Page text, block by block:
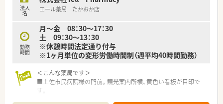
のある薬局運営を行っています。
■監査システムの導入やICT活用など、業務効率化と安全性向上
法人
名 エール薬局 たかおか店
勤務
時間
月～金 08：30～17：30
土 09：30～13：30
※休憩時間法定通り付与
※1ヶ月単位の変形労働時間制（週平均40時間勤務）
＜こんな薬局です＞
■土佐市民病院様の門前。観光案内所横、黄色い看板が目印で
す。